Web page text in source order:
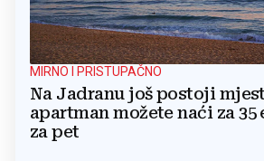
MIRNO I PRISTUPAČNO
Na Jadranu još postoji
apartman možete naći za 35
za pet